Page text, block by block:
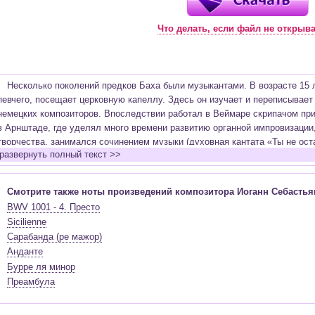
Что делать, если файл не
Несколько поколений предков Баха были музыкантами. В возрасте 15
посещает церковную капеллу. Здесь он изучает и
композиторов. Впоследствии работал в Веймаре скрипачом
Арнштаде, где уделял много времени развитию органной
занимался сочинением музыки (духовная кантата «Ты не
на отъезд возлюбленного брата» и другие сочинения),
концертов, Английские сюиты, Французские сюиты и
Бах был дважды женат, семья его была многочисленной. В первом
семнадцать. Композитор решает жить и работать в Лейпциге. Этот
150 кантат, создаваемых еженедельно, вторая редакция
месса си минор, 2 том «Хорошо темперированного клавира»,
только самого Баха, но и его подросших детей - Филипп Эммануил,
дочери. Вторая супруга композитора Анна Магдалена хорошо
развернуть полный текст >>
Смотрите также ноты произведений композитора Иоганн
BWV 1001 - 4. Престо
Sicilienne
Сарабанда (ре мажор)
Анданте
Бурре ля минор
Преамбула